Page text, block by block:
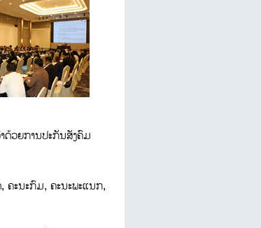
ດ້ວຍການປະກັນສັງຄົມ
ຄະນະກົມ, ຄະນະພະແນກ,